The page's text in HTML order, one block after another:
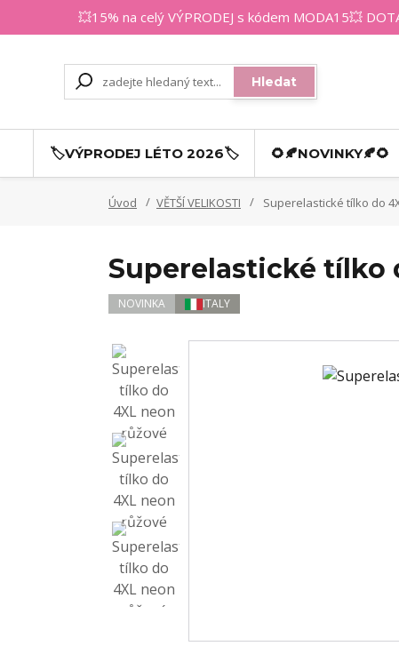
💥15% na celý VÝPRODEJ s kódem MODA15💥
Hledat
🏷️VÝPRODEJ LÉTO 2026🏷️ 🌻🍂NOVINKY🍂🌻
Úvod VĚTŠÍ VELIKOSTI Superelastické tílko do
Superelastické tílko
NOVINKA ITALY